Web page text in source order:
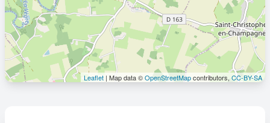
Leaflet | Map data ©OpenStreetMapcontributors, CC-BY-SA